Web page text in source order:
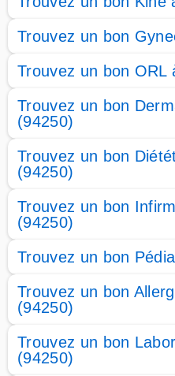
Trouvez un bon
Trouvez un bon ORL
Trouvez un bon
(94250)
Trouvez un bon
(94250)
Trouvez un bon
(94250)
Trouvez un bon
Trouvez un bon
(94250)
Trouvez un bon
(94250)